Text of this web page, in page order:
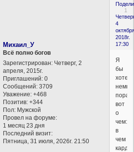
1
4
2018г.
17:30
Михаил_У
Всё полно богов
Зарегистрирован: Четверг, 2
апреля, 2015г.
Приглашений: 0
Сообщений: 3709
Уважение: +468
Позитив: +344
Пол: Мужской
Провел на форуме:
1 месяц 23 дня
Последний визит:
Пятница, 31 июля, 2026г. 21:50
Я
бы
хотел
вот
о
чем:
в
чем